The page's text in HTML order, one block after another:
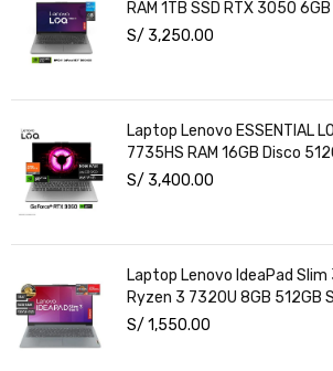
RAM 1TB SSD RTX 3050
S/ 3,250.00
Laptop Lenovo ESSENTIAL
7735HS RAM 16GB Disco
3050 6GB 15.6" FHD Windows
S/ 3,400.00
Laptop Lenovo IdeaPad Slim
Ryzen 3 7320U 8GB 512GB
S/ 1,550.00